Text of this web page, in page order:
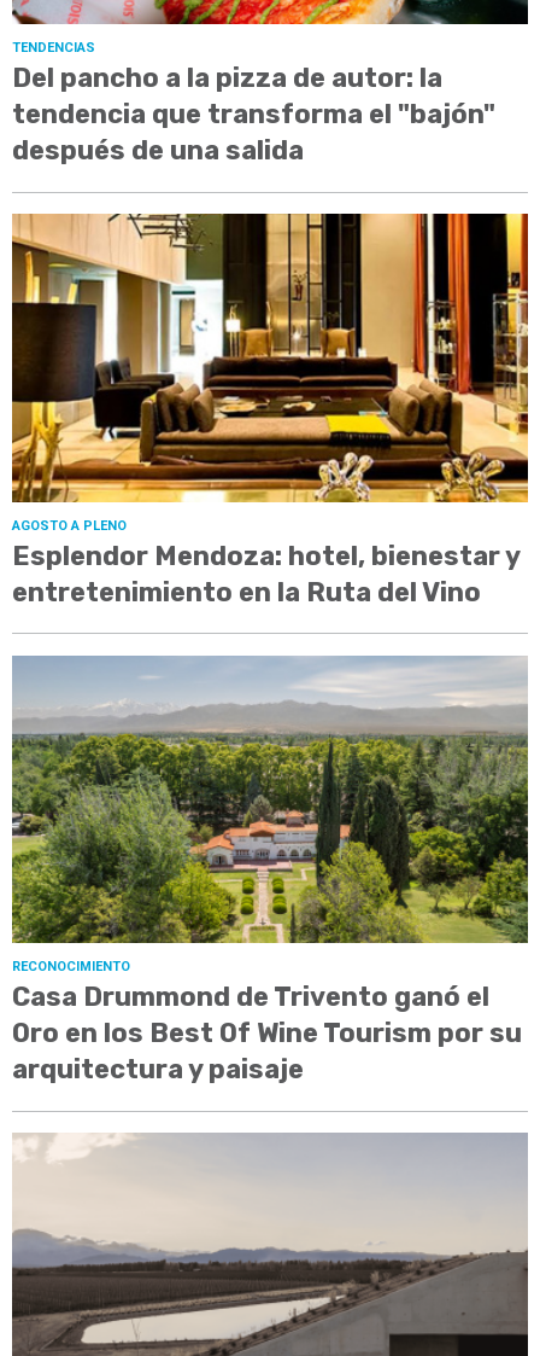
TENDENCIAS
Del pancho a la pizza de autor: la
tendencia que transforma el "bajón"
después de una salida
AGOSTO A PLENO
Esplendor Mendoza: hotel, bienestar y
entretenimiento en la Ruta del Vino
RECONOCIMIENTO
Casa Drummond de Trivento ganó el
Oro en los Best Of Wine Tourism por su
arquitectura y paisaje